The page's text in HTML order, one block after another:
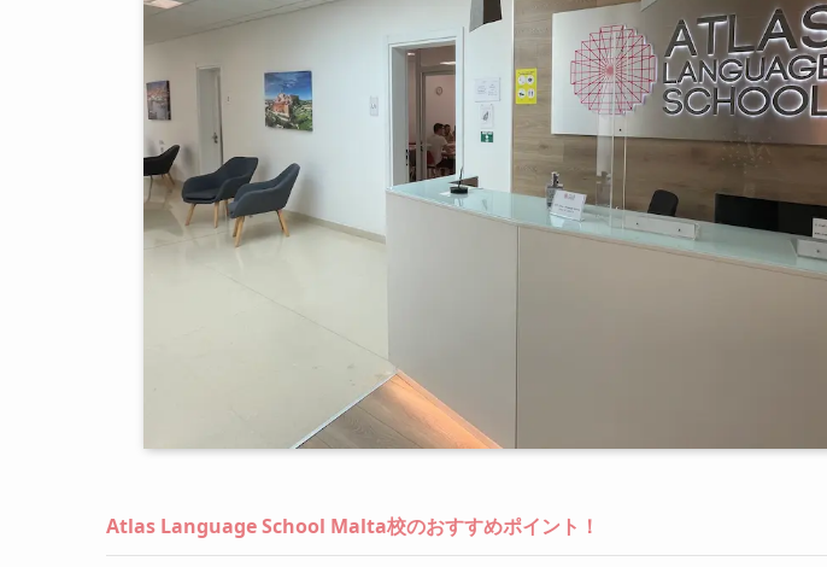
Atlas Language School Malta校のおすすめポイント！